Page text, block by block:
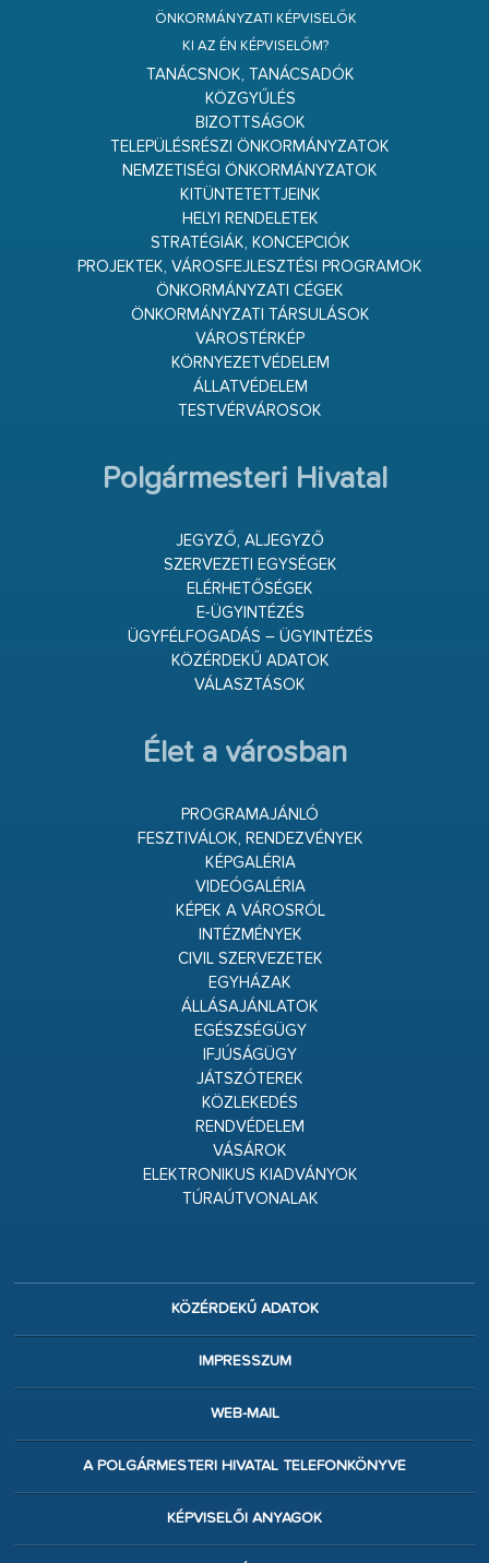
ÖNKORMÁNYZATI KÉPVISELŐK
KI AZ ÉN KÉPVISELŐM?
TANÁCSNOK, TANÁCSADÓK
KÖZGYŰLÉS
BIZOTTSÁGOK
TELEPÜLÉSRÉSZI ÖNKORMÁNYZATOK
NEMZETISÉGI ÖNKORMÁNYZATOK
KITÜNTETETTJEINK
HELYI RENDELETEK
STRATÉGIÁK, KONCEPCIÓK
PROJEKTEK, VÁROSFEJLESZTÉSI PROGRAMOK
ÖNKORMÁNYZATI CÉGEK
ÖNKORMÁNYZATI TÁRSULÁSOK
VÁROSTÉRKÉP
KÖRNYEZETVÉDELEM
ÁLLATVÉDELEM
TESTVÉRVÁROSOK
Polgármesteri Hivatal
JEGYZŐ, ALJEGYZŐ
SZERVEZETI EGYSÉGEK
ELÉRHETŐSÉGEK
E-ÜGYINTÉZÉS
ÜGYFÉLFOGADÁS – ÜGYINTÉZÉS
KÖZÉRDEKŰ ADATOK
VÁLASZTÁSOK
Élet a városban
PROGRAMAJÁNLÓ
FESZTIVÁLOK, RENDEZVÉNYEK
KÉPGALÉRIA
VIDEÓGALÉRIA
KÉPEK A VÁROSRÓL
INTÉZMÉNYEK
CIVIL SZERVEZETEK
EGYHÁZAK
ÁLLÁSAJÁNLATOK
EGÉSZSÉGÜGY
IFJÚSÁGÜGY
JÁTSZÓTEREK
KÖZLEKEDÉS
RENDVÉDELEM
VÁSÁROK
ELEKTRONIKUS KIADVÁNYOK
TÚRAÚTVONALAK
KÖZÉRDEKŰ ADATOK
IMPRESSZUM
WEB-MAIL
A POLGÁRMESTERI HIVATAL TELEFONKÖNYVE
KÉPVISELŐI ANYAGOK